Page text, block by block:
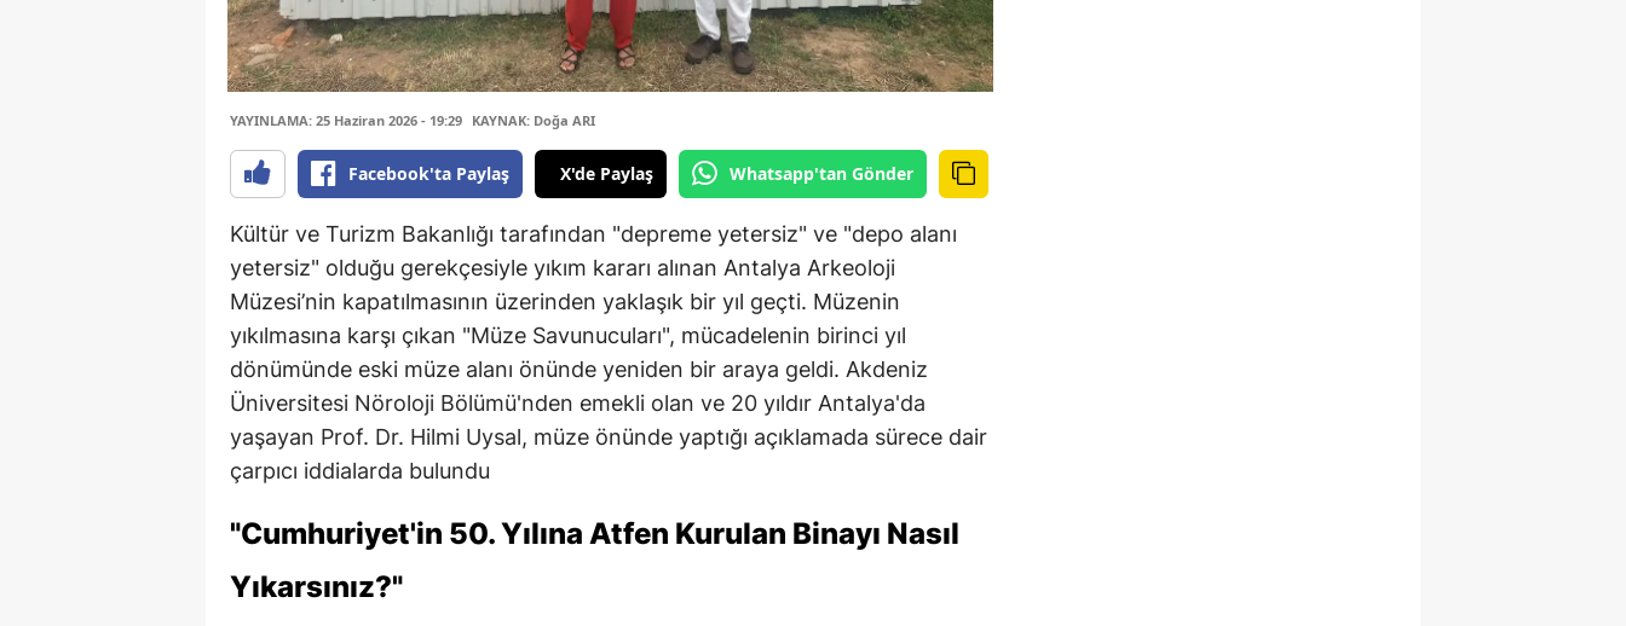
YAYINLAMA: 25 Haziran 2026 - 19:29 KAYNAK: Doğa ARI
Facebook'ta Paylaş X'de Paylaş Whatsapp'tan Gönder
Kültür ve Turizm Bakanlığı tarafından "depreme yetersiz" ve "depo alanı
yetersiz" olduğu gerekçesiyle yıkım kararı alınan Antalya Arkeoloji
Müzesi’nin kapatılmasının üzerinden yaklaşık bir yıl geçti. Müzenin
yıkılmasına karşı çıkan "Müze Savunucuları", mücadelenin birinci yıl
dönümünde eski müze alanı önünde yeniden bir araya geldi. Akdeniz
Üniversitesi Nöroloji Bölümü'nden emekli olan ve 20 yıldır Antalya'da
yaşayan Prof. Dr. Hilmi Uysal, müze önünde yaptığı açıklamada sürece dair
çarpıcı iddialarda bulundu
"Cumhuriyet'in 50. Yılına Atfen Kurulan Binayı Nasıl
Yıkarsınız?"